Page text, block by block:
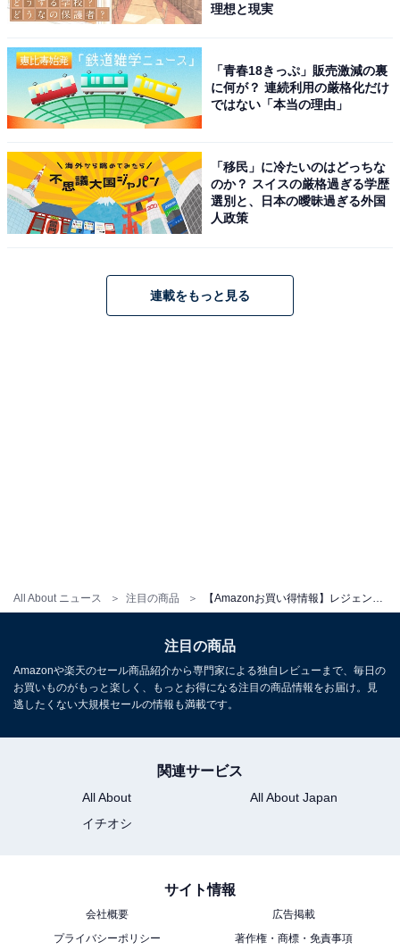
All About ニュース 注目の商品
レジェンドウォーカー「5507-48」
スーツケース 機内持ち込み可 SSサイズ キャリー バッグ
バック PC+ABS樹脂 静音ダブルキャスター TSAロック 軽
量 3.7kg 35L 【5507-48】 ブラック カーボン
[レジェンドウォーカー] スーツケース (1泊2日 / SSサイズ
/ 32～39L / ブラック) 機内持ち込み 軽量 旅行用 (拡張機
Amazonで見る
[レジェンドウォーカー] GRACIA ストッパー付き スーツ
ケース キャリーケース 拡張 ファスナータイプ TSロック
理想と現実
「青春18きっぷ」販売激減の裏
に何が？ 連続利用の厳格化だけ
ではない「本当の理由」
「移民」に冷たいのはどっちな
のか？ スイスの厳格過ぎる学歴
選別と、日本の曖昧過ぎる外国
人政策
連載をもっと見る
注目の商品
Amazonや楽天のセール商品紹介から専門家による独自レビューまで、毎日の
お買いものがもっと楽しく、もっとお得になる注目の商品情報をお届け。見
逃したくない大規模セールの情報も満載です。
関連サービス
All About
All About Japan
イチオシ
サイト情報
会社概要
広告掲載
プライバシーポリシー
著作権・商標・免責事項